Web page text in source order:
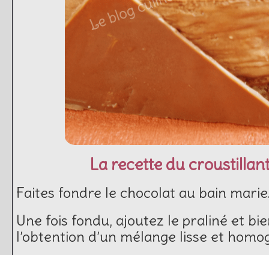
La recette du
Faites fondre le chocolat au bain
Une fois fondu, ajoutez le praliné et
l’obtention d’un mélange lisse et